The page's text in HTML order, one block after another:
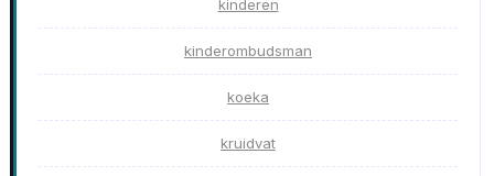
kinderen
kinderombudsman
koeka
kruidvat